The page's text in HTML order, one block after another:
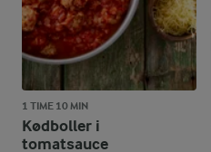
1 TIME 10 MIN
Kødboller i
tomatsauce